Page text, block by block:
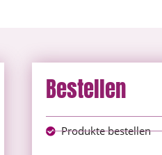
Bestellen
Produkte bestellen